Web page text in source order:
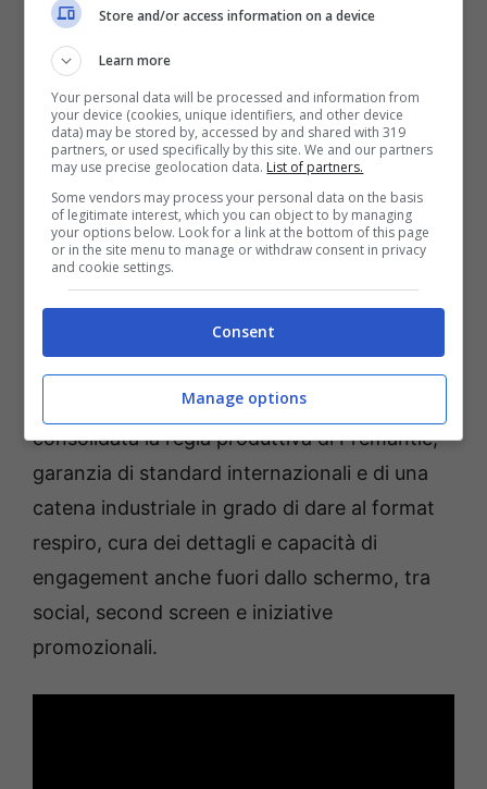
tormentoni, ritualità, e una liturgia televisiva
replicabile e sempre fresca.
Il progetto, nella sua precedente incubazione
in Rai, aveva perfino un’identità di
conduzione in via di definizione e una
collocazione d’elezione in prime time. Ora lo
scenario cambia: la casa naturale del ritorno
diventa Mediaset, con Canale 5 pronta a
farne un tassello centrale della propria
nodi su cast e orari, mentre appare
consolidata la regia produttiva di Fremantle,
garanzia di standard internazionali e di una
catena industriale in grado di dare al format
respiro, cura dei dettagli e capacità di
engagement anche fuori dallo schermo, tra
social, second screen e iniziative
promozionali.
Store and/or access information on a device
Learn more
Your personal data will be processed and information from
your device (cookies, unique identifiers, and other device
data) may be stored by, accessed by and shared with 319
partners, or used specifically by this site. We and our partners
may use precise geolocation data. List of partners.
Some vendors may process your personal data on the basis
of legitimate interest, which you can object to by managing
your options below. Look for a link at the bottom of this page
or in the site menu to manage or withdraw consent in privacy
and cookie settings.
Consent
Manage options